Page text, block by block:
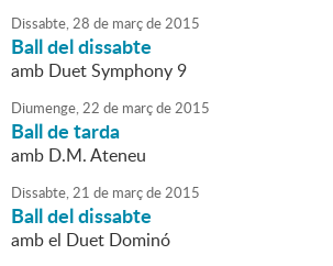
Dissabte,28 de marçde2015
Ball del dissabte
amb Duet Symphony 9
Diumenge,22 de marçde2015
Ball de tarda
amb D.M. Ateneu
Dissabte,21 de marçde2015
Ball del dissabte
amb el Duet Dominó